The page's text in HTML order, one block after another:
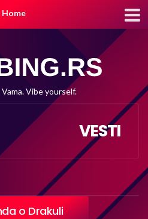
Home
Vibe yourself.
VESTI
o Drakuli